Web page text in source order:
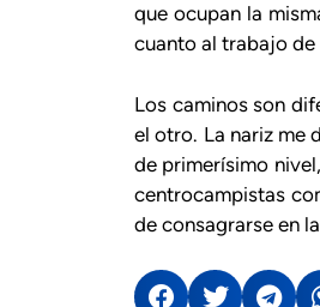
que ocupan la
cuanto al trabajo
Los caminos son
el otro. La nariz me
de primerísimo
centrocampistas
de consagrarse en